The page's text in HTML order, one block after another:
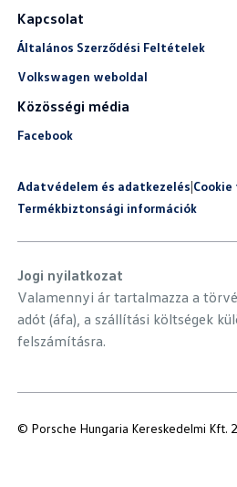
Kapcsolat
Általános Szerződési Feltételek
Volkswagen weboldal
Közösségi média
Facebook
Adatvédelem és adatkezelés|
Termékbiztonsági információk
Jogi nyilatkozat
Valamennyi ár tartalmazza a
adót (áfa), a szállítási költségek
felszámításra.
© Porsche Hungaria Kereskedelmi Kft.